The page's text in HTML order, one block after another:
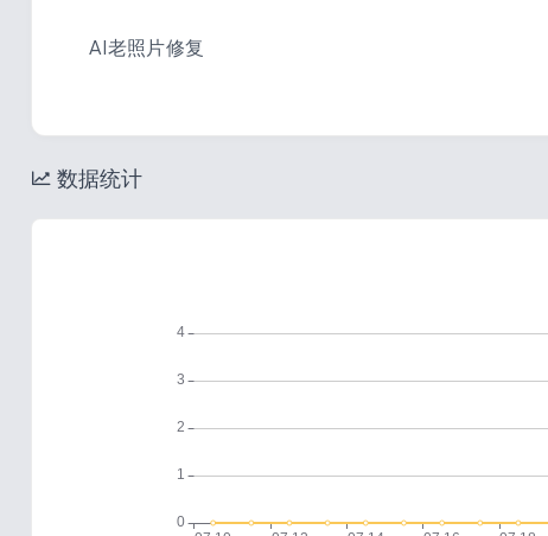
AI老照片修复
数据统计